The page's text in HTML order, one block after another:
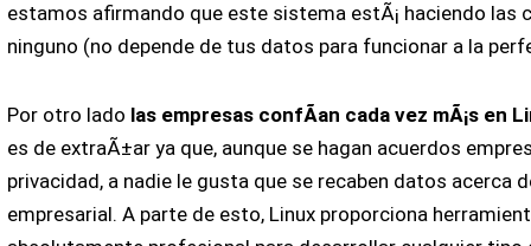
estamos afirmando que este sistema estÃ¡ haciendo las
ninguno (no depende de tus datos para funcionar a la
Por otro lado las empresas confÃ­an cada vez mÃ¡s en
es de extraÃ±ar ya que, aunque se hagan acuerdos
privacidad, a nadie le gusta que se recaben datos acerca
empresarial. A parte de esto, Linux proporciona